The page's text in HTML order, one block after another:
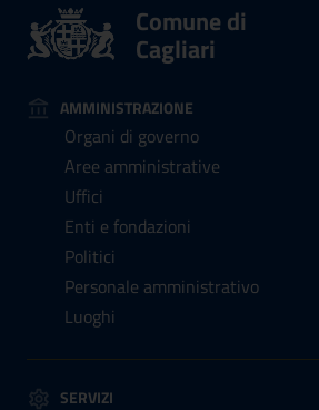
Comune di
Cagliari
AMMINISTRAZIONE
Organi di governo
Aree amministrative
Uffici
Enti e fondazioni
Politici
Personale amministrativo
Luoghi
SERVIZI